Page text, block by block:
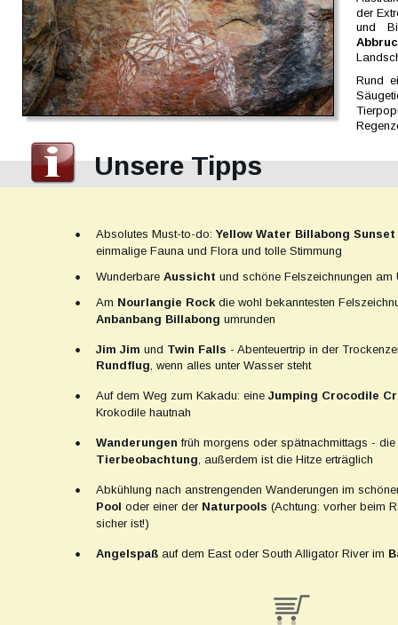
der
und
Rund
Unsere Tipps
• Absolutes Must-to-do: Yellow Water Billabong Sunset
einmalige Fauna und Flora und tolle Stimmung
• Wunderbare Aussicht und schöne Felszeichnungen am
• Am Nourlangie Rock die wohl bekanntesten
Anbanbang Billabong umrunden
• Jim Jim und Twin Falls - Abenteuertrip in der
Rundflug, wenn alles unter Wasser steht
• Auf dem Weg zum Kakadu: eine Jumping Crocodile
Krokodile hautnah
• Wanderungen früh morgens oder spätnachmittags -
Tierbeobachtung, außerdem ist die Hitze erträglich
•
Abkühlung nach anstrengenden Wanderungen im
Pool oder einer der Naturpools (Achtung: vorher beim
sicher ist!)
• Angelspaß auf dem East oder South Alligator River im